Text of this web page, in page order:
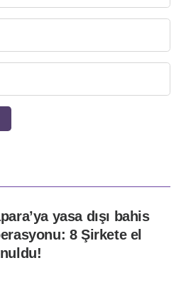
yasa dışı bahis
8 Şirkete el